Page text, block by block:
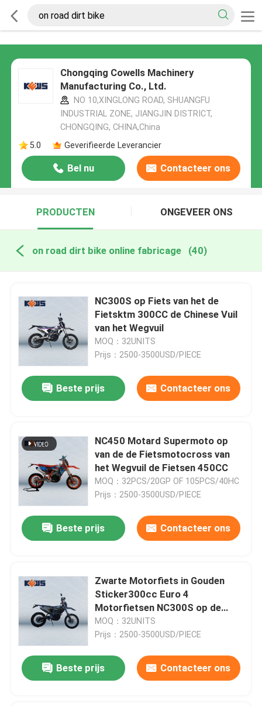
Chongqing Cowells Machinery
Manufacturing Co., Ltd.
NO 10,XINGLONG ROAD, SHUANGFU
INDUSTRIAL ZONE, JIANGJIN DISTRICT,
CHONGQING, CHINA,China
5.0
Geverifieerde Leverancier
Bel nu Contacteer ons
PRODUCTEN ONGEVEER ONS
on road dirt bike online fabricage (40)
NC300S op Fiets van het de
Fietsktm 300CC de Chinese Vuil
van het Wegvuil
MOQ：32UNITS
Prijs：2500-3500USD/PIECE
Beste prijs Contacteer ons
NC450 Motard Supermoto op
van de de Fietsmotocross van
het Wegvuil de Fietsen 450CC
MOQ：32PCS/20GP OF 105PCS/40HC
Prijs：2500-3500USD/PIECE
Beste prijs Contacteer ons
Zwarte Motorfiets in Gouden
Sticker300cc Euro 4
Motorfietsen NC300S op de
Fietsen van het Wegvuil
MOQ：32UNITS
Prijs：2500-3500USD/PIECE
Beste prijs Contacteer ons